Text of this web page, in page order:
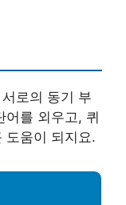
로의 동기 부
어를 외우고, 퀴
도움이 되지요.